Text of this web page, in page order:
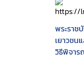
พระรา
เยาวชน
วิธีพิจาร